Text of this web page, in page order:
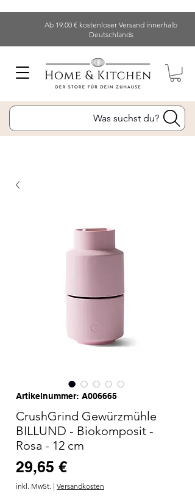
Ab 19.00 € kostenloser Versand innerhalb
Deutschlands
Was suchst du?
Artikelnummer: A006665
CrushGrind Gewürzmühle
BILLUND - Biokomposit -
Rosa - 12 cm
29,65 €Preis
inkl. MwSt. | Versandkosten